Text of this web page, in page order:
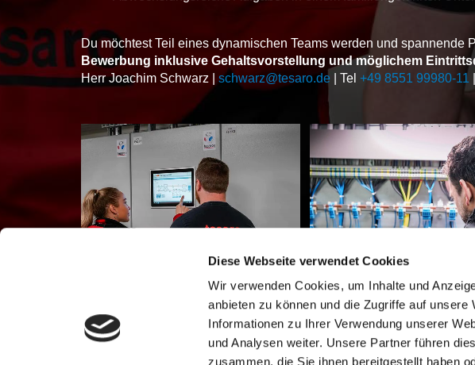
Diese Webseite verwendet Cookies
Wir verwenden Cookies, um Inhalte und
anbieten zu können und die Zugriffe auf
Informationen zu Ihrer Verwendung unserer
und Analysen weiter. Unsere Partner führen
zusammen, die Sie ihnen bereitgestellt haben
Du möchtest Teil eines dynamischen Teams werden und
Bewerbung inklusive Gehaltsvorstellung und möglichem
Herr Joachim Schwarz | schwarz@tesaro.de | Tel +49 8551 99980-11